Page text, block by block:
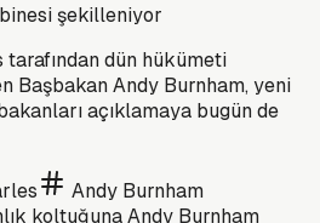
şekilleniyor
tarafından dün hükümeti
Başbakan Andy Burnham, yeni
açıklamaya bugün de
Andy Burnham